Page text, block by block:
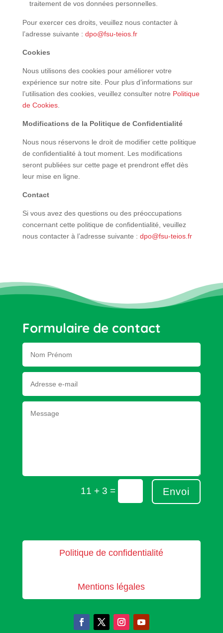
traitement de vos données personnelles.
Pour exercer ces droits, veuillez nous contacter à
l’adresse suivante : dpo@fsu-teios.fr
Cookies
Nous utilisons des cookies pour améliorer votre
expérience sur notre site. Pour plus d’informations sur
l’utilisation des cookies, veuillez consulter notre Politique
de Cookies.
Modifications de la Politique de Confidentialité
Nous nous réservons le droit de modifier cette politique
de confidentialité à tout moment. Les modifications
seront publiées sur cette page et prendront effet dès
leur mise en ligne.
Contact
Si vous avez des questions ou des préoccupations
concernant cette politique de confidentialité, veuillez
nous contacter à l’adresse suivante : dpo@fsu-teios.fr
Formulaire de contact
11 + 3 = Envoi
Politique de confidentialité
Mentions légales